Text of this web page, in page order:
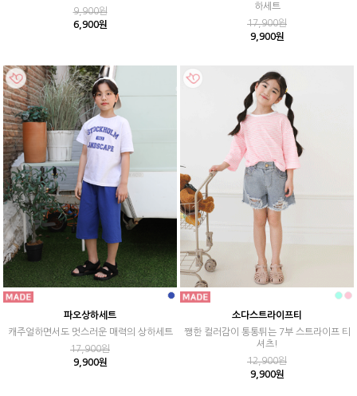
9,900원
6,900원
하세트
17,900원
9,900원
파오상하세트
캐주얼하면서도 멋스러운 매력의 상하세트
17,900원
9,900원
소다스트라이프티
쨍한 컬러감이 통통튀는 7부 스트라이프 티
셔츠!
12,900원
9,900원